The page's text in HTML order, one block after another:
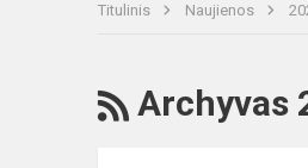
Titulinis Naujienos
RSS
Archyvas